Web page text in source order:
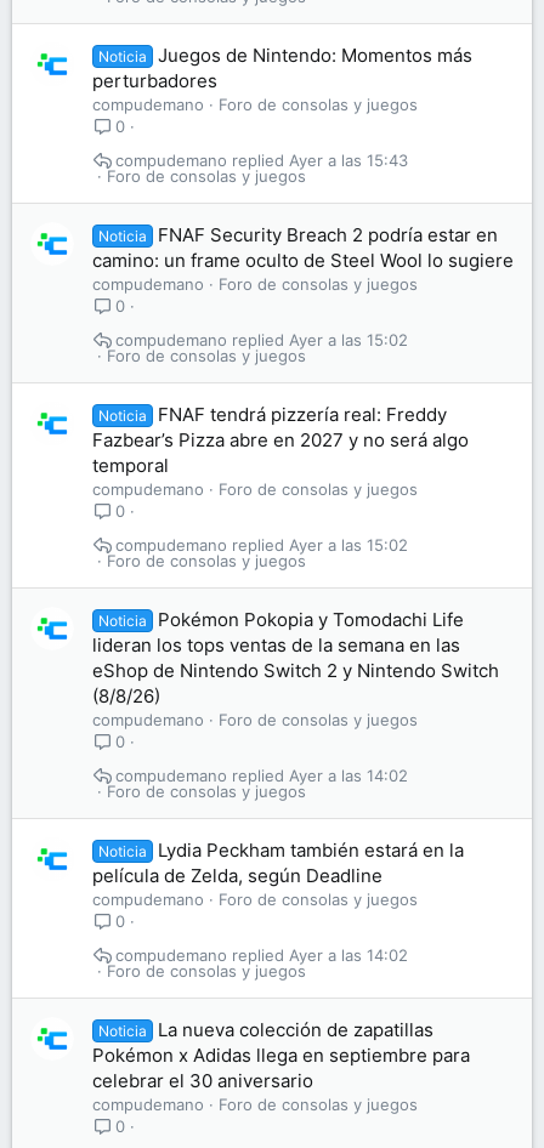
Noticia
Juegos de Nintendo: Momentos más
perturbadores
compudemano
Foro de consolas y juegos
0
Foro de consolas y juegos
Ayer a las 15:43
compudemano
Noticia
FNAF Security Breach 2 podría estar en
camino: un frame oculto de Steel Wool lo sugiere
compudemano
Foro de consolas y juegos
0
Foro de consolas y juegos
Ayer a las 15:02
compudemano
Noticia
FNAF tendrá pizzería real: Freddy
Fazbear’s Pizza abre en 2027 y no será algo
temporal
compudemano
Foro de consolas y juegos
0
Foro de consolas y juegos
Ayer a las 15:02
compudemano
Noticia
Pokémon Pokopia y Tomodachi Life
lideran los tops ventas de la semana en las
eShop de Nintendo Switch 2 y Nintendo Switch
(8/8/26)
compudemano
Foro de consolas y juegos
0
Foro de consolas y juegos
Ayer a las 14:02
compudemano
Noticia
Lydia Peckham también estará en la
película de Zelda, según Deadline
compudemano
Foro de consolas y juegos
0
Foro de consolas y juegos
Ayer a las 14:02
compudemano
Noticia
La nueva colección de zapatillas
Pokémon x Adidas llega en septiembre para
celebrar el 30 aniversario
compudemano
Foro de consolas y juegos
0